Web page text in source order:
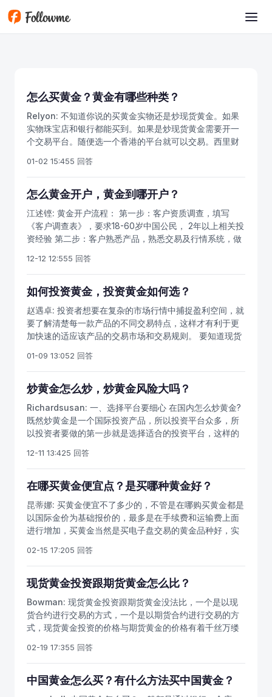
跳转到主要内容
怎么买黄金？黄金有哪些种类？
Relyon: 不知道你说的买黄金实物还是炒现货黄金。如果
实物珠宝店和银行都能买到。如果是炒现货黄金需要开一
个交易平台。随便选一个香港的平台就可以交易。西里财
里财经”。
01-02 15:455 回答
怎么黄金开户，黄金到哪开户？
江述铿: 黄金开户流程： 第一步：客户资质调查，填写
《客户调查表》，要求18-60岁中国公民， 2年以上相关投
资经验 第二步：客户熟悉产品，熟悉交易及行情系统，做
分体会交易的风险 第三步：签订投资协议，签订《客户协
议书》、《交易数据托管投资者权责告知函》，需要提供
身份证扫描件，影像照片扫描件 第四步：资金托管，签订
上银行、银期转账功能等 第五步：入金，只有入金激活方
可登录交易平台 第六步：申请账户开通，客户签署《投资
者确认函》，申请账户开通激活，交易所确认首笔入金成
功 第七步：开始交易，客户可以开始交易
12-12 12:555 回答
如何投资黄金，投资黄金如何选？
赵遇卓: 投资者想要在复杂的市场行情中捕捉盈利空间，就
要了解清楚每一款产品的不同交易特点，这样才有利于更
加快速的适应该产品的交易市场和交易规则。 要知道现货
易，但是长时间不交易是对于那些有经验的炒金人而言，
如果我们不在自己有所盈利的时候交易，那么第二天的价
格很有可能会与我们期待的背道而驰。另外，即使是出现
险。 另外也要做到即使亏损也不能加大杠杆加仓。亏损是
每个炒金人都会遇到的问题，更何况当我们还是个新手
时，亏损成了家常便饭。所以在这个时候我们一定要保持
冷静，千万不能用更多的资金去加杠杆，这是非常不明智
台。平台是帮助投资者进入黄金投资交易环境的重要工
具，交易平台的质量能够决定投资者在交易获得中获得盈
利的多少。不少进行黄金投资的交易者之所以会产生亏损
的原因就是因为选择的是虚假的交易平台，不能够对交易
系统，破坏正常的交易结果。 另外投资者在进入黄金交易
市场之前，为了保障自己拥有一定的把握获得盈利，要先
掌握一些基本的行情应对能力。关于黄金投资交易的方法
和技巧，像金荣中国这样的交易平台都会本着对投资者负
责为投资者提供更好交易体验的态度准备大量全面专业的
基本知识供投资者学习和积累经验。
01-09 13:052 回答
炒黄金怎么炒，炒黄金风险大吗？
Richardsusan: 一、选择平台要细心 在国内怎么炒黄金?
既然炒黄金是一个国际投资产品，所以投资平台众多，所
以投资者要做的第一步就是选择适合的投资平台，这样的
二、做单过程要凝练 选择了适合自己的炒黄金平台是一个
助力，但是最重要的是投资者自身要把握好做单。在适合
的平台和自己不断凝练的做单技巧上，投资收益也会不断
12-11 13:425 回答
在哪买黄金便宜点？是买哪种黄金好？
昆蒂娜: 买黄金便宜不了多少的，不管是在哪购买黄金都是
以国际金价为基础报价的，最多是在手续费和运输费上面
进行增加，买黄金当然是买电子盘交易的黄金品种好，实
子盘的黄金就解决了这些问题，只要黄金市场还在开市就
能找到人接单，你的黄金就能很快兑现。
02-15 17:205 回答
现货黄金投资跟期货黄金怎么比？
Bowman: 现货黄金投资跟期货黄金没法比，一个是以现
货合约进行交易的方式，一个是以期货合约进行交易的方
式，现货黄金投资的价格与期货黄金的价格有着千丝万缕
同涨同跌的趋势为主。
02-19 17:355 回答
中国黄金怎么买？有什么方法买中国黄金？